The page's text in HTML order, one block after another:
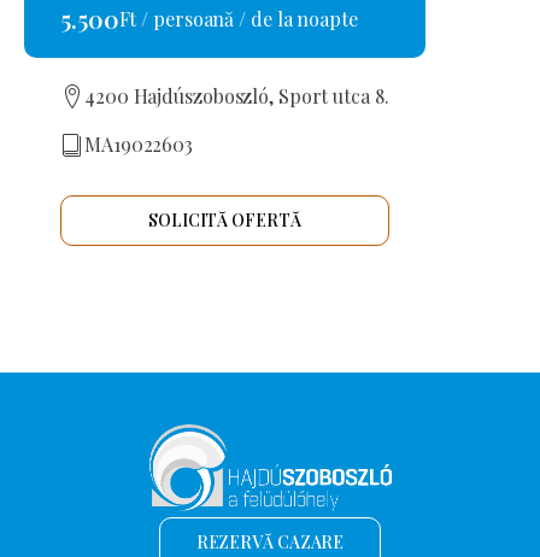
5.500Ft / persoană / de la noapte
4200 Hajdúszoboszló, Sport utca 8.
MA19022603
SOLICITĂ OFERTĂ
REZERVĂ CAZARE